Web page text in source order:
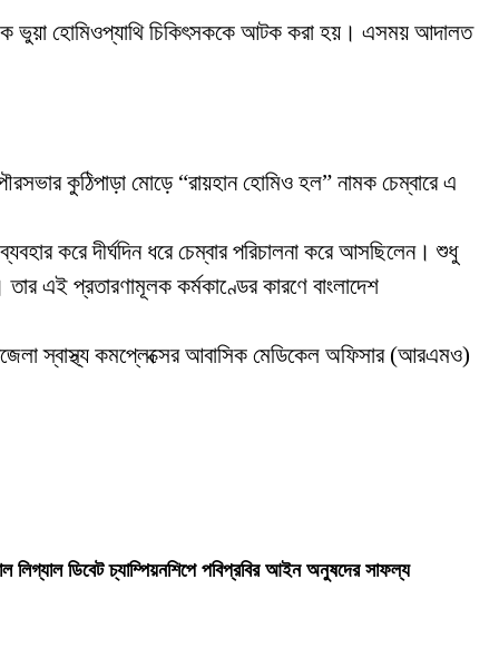
ভুয়া হোমিওপ্যাথি চিকিৎসককে আটক করা হয়। এসময় আদালত
কুঠিপাড়া মোড়ে “রায়হান হোমিও হল” নামক চেম্বারে এ
করে দীর্ঘদিন ধরে চেম্বার পরিচালনা করে আসছিলেন। শুধু
তার এই প্রতারণামূলক কর্মকাণ্ডের কারণে বাংলাদেশ
স্বাস্থ্য কমপ্লেক্সের আবাসিক মেডিকেল অফিসার (আরএমও)
ডিবেট চ্যাম্পিয়নশিপে পবিপ্রবির আইন অনুষদের সাফল্য